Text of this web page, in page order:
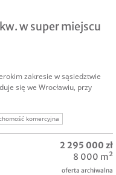
w super miejscu
zakresie w sąsiedztwie
się we Wrocławiu, przy
komercyjna
2 295 000 zł
8 000 m²
oferta archiwalna